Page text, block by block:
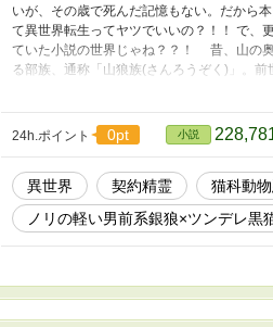
いが、その歳で死んだ記憶もない。だから
て異世界転生ってヤツでいいの？！！ で、
ていた小説の世界じゃね？？！ 昔、山の
る部族、通称「山狼族(さんろうぞく)」。
を書いていた。 で、この世界の俺は、今
恋なのかいまいち自覚していなかった俺が
ーー ☆ 自作「異世界でも腹黒王子ちゃんは
読みいただけるようになっています。 ☆最
る予定です。 ☆設定等、ゆるゆるです。寛
24h.ポイント 0pt 小説
異世界 契約精霊 猫科動
ノリの軽い男前系銀狼×ツンデレ黒